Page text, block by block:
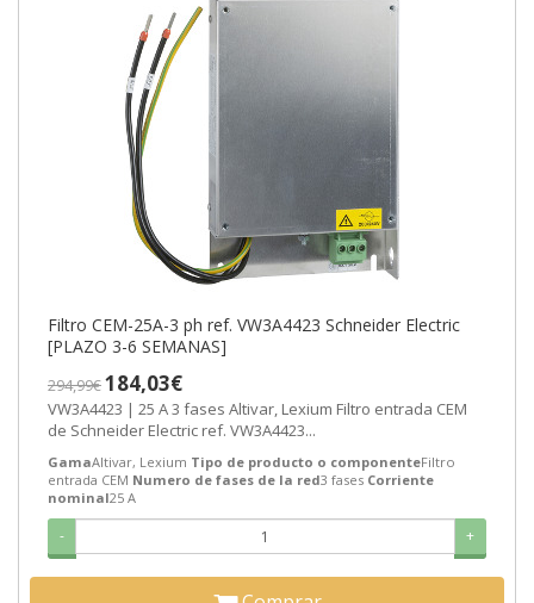
Filtro CEM-25A-3 ph ref. VW3A4423 Schneider Electric
[PLAZO 3-6 SEMANAS]
294,99€184,03€
VW3A4423 | 25 A 3 fases Altivar, Lexium Filtro entrada CEM
de Schneider Electric ref. VW3A4423...
GamaAltivar, Lexium Tipo de producto o componenteFiltro
entrada CEM Numero de fases de la red3 fases Corriente
nominal25 A
- +